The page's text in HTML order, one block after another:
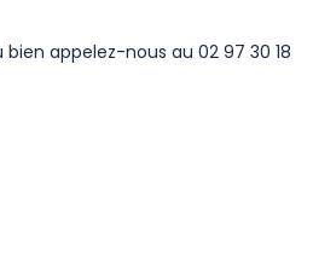
bien appelez-nous au 02 97 30 18